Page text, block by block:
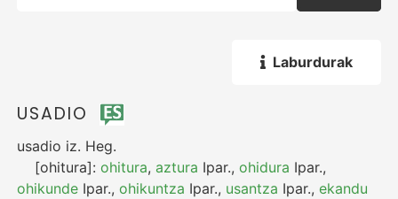
Laburdurak
USADIO
usadio iz. Heg.
[ohitura]:ohitura,aztura Ipar.,ohidura Ipar.,
ohikunde Ipar.,ohikuntza Ipar., usantza Ipar.,ekandu